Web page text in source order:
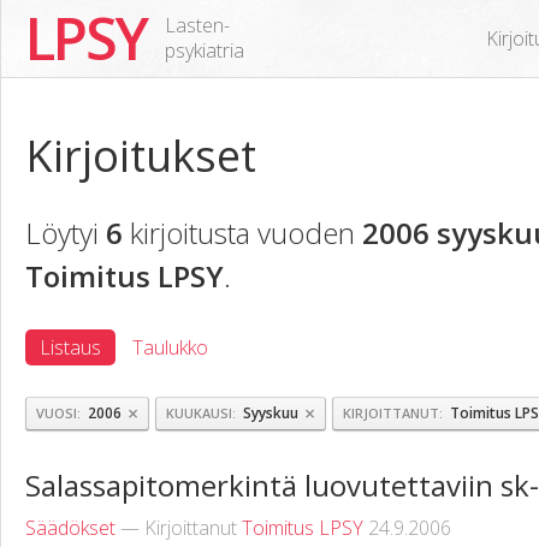
LPSY
Lasten-
psykiatria
Kirjoitukset
Löytyi 6 kirjoitusta vuoden 2006
Toimitus LPSY.
Listaus Taulukko
VUOSI 2006 × KUUKAUSI Syyskuu × KIRJOITTANUT Toimitus
Salassapitomerkintä luovutettaviin
Säädökset— KirjoittanutToimitus LPSY 24.9.2006